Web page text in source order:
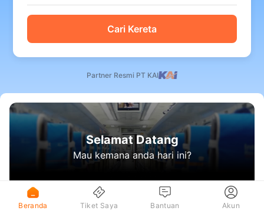
Cari Kereta
Partner Resmi PT KAI
Selamat Datang
Mau kemana anda hari ini?
Beranda Tiket Saya Bantuan Akun